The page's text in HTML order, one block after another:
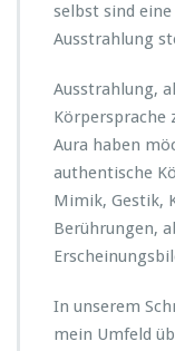
selbst sind
Ausstrahlung
Ausstrahlung,
Körpersprache
Aura haben
authentische
Mimik, Gestik,
Berührungen,
In unserem
mein Umfeld